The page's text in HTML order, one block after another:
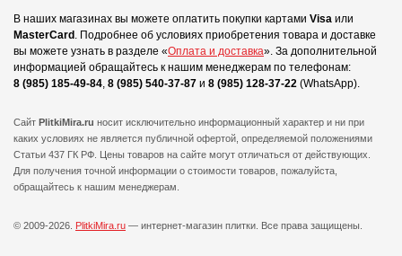
В наших магазинах вы можете оплатить покупки картами Visa или
MasterCard . Подробнее об условиях приобретения товара и доставке
вы можете узнать в разделе «Оплата и доставка». За дополнительной
информацией обращайтесь к нашим менеджерам по телефонам:
8 (985) 185-49-84, 8 (985) 540-37-87 и 8 (985) 128-37-22 (WhatsApp).
Сайт PlitkiMira.ru носит исключительно информационный характер и ни при
каких условиях не является публичной офертой, определяемой положениями
Статьи 437 ГК РФ. Цены товаров на сайте могут отличаться от действующих.
Для получения точной информации о стоимости товаров, пожалуйста,
обращайтесь к нашим менеджерам.
© 2009-2026. PlitkiMira.ru — интернет-магазин плитки. Все права защищены.